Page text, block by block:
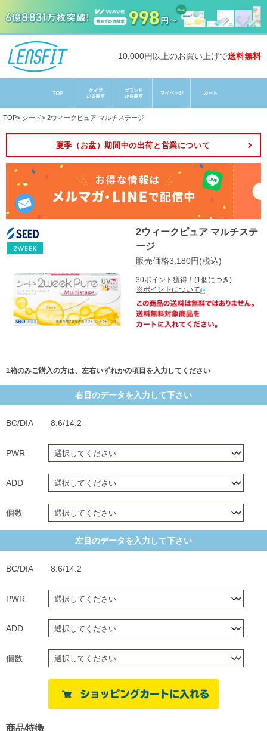
10,000円以上のお買い上げで送料無料
TOP> シード> 2ウィークピュア マルチステージ
夏季（お盆）期間中の出荷と営業について
2ウィークピュア マルチステ
ージ
販売価格3,180円(税込)
30ポイント獲得！(1個につき)
※ポイントについて
1箱のみご購入の方は、左右いずれかの項目を入力してください
右目のデータを入力して下さい
BC/DIA 8.6/14.2
PWR
ADD
個数
左目のデータを入力して下さい
BC/DIA 8.6/14.2
PWR
ADD
個数
商品特徴